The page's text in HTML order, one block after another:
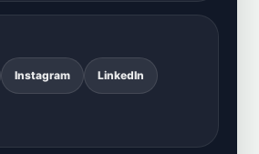
Instagram LinkedIn